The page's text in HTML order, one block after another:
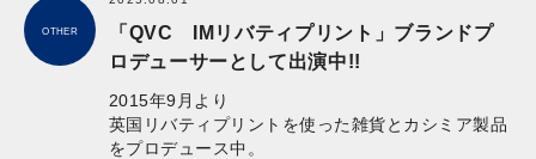
OTHER
「QVC IMリバティプリント」ブランドプ
ロデューサーとして出演中!!
2015年9月より
英国リバティプリントを使った雑貨とカシミア製品
をプロデュース中。